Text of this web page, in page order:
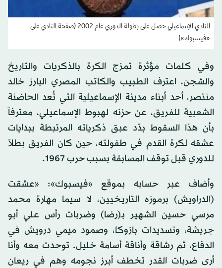
النادي الإسماعيلي حصل على بطولة الدوري عام 2002 (صفحة النادي على
«فيسبوك»)
وفي كلمات مؤثرة تمزج الكرة بالذكريات والتاريخ
والشجن، اعترف الطبيب والكاتب المصري البارز خالد
منتصر، أحد أبناء مدينة الإسماعيلية التي تُعد الحاضنة
الشعبية للفريق، عن حزنه لهبوط الإسماعيلي، معترفاً
بأن هذا السقوط بدّد عبق ذكرياته المرتبطة ببدايات
عشقه لكرة القدم في طفولته، حين كان الفريق بطلاً
للدوري قبل توقف المسابقة بسبب حرب 1967.
وأضاف عبر حسابه بموقع «فيسبوك»: «عشقت
(الدراويش) برموزه التاريخيين، لا سيما مهارة محمد
مرسي حسين الشهير بـ(رضا) وضربات رأس علي أبو
جريشة، وتسديدات بازوكا، وصمود ميمي درويش في
الدفاع، ثم رشاقة وأناقة أسامة خليل. توحدت معه وأنا
أرى ضربات القدر تخطف أبرز نجومه وهم في ريعان